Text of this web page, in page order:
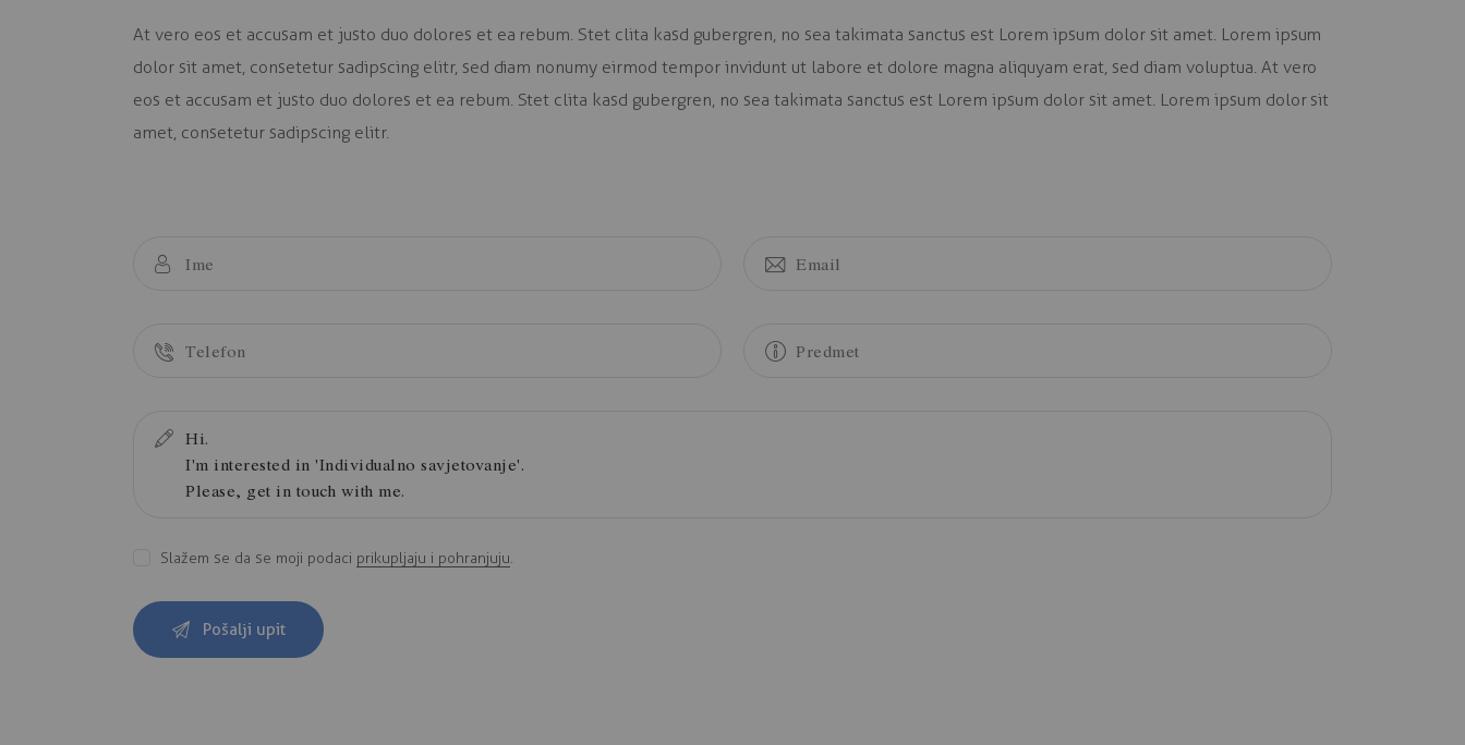
At vero eos et accusam et justo duo dolores et ea rebum. Stet clita kasd gubergren, no sea takimata sanctus est Lorem ipsum dolor sit amet. Lorem ipsum
dolor sit amet, consetetur sadipscing elitr, sed diam nonumy eirmod tempor invidunt ut labore et dolore magna aliquyam erat, sed diam voluptua. At vero
eos et accusam et justo duo dolores et ea rebum. Stet clita kasd gubergren, no sea takimata sanctus est Lorem ipsum dolor sit amet. Lorem ipsum dolor sit
amet, consetetur sadipscing elitr.
Slažem se da se moji podaci prikupljaju i pohranjuju.